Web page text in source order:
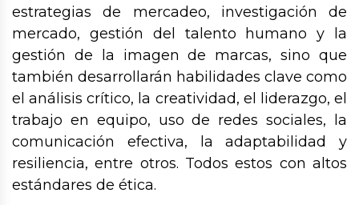
estrategias de mercadeo, investigación de
mercado, gestión del talento humano y la
gestión de la imagen de marcas, sino que
también desarrollarán habilidades clave como
el análisis crítico, la creatividad, el liderazgo, el
trabajo en equipo, uso de redes sociales, la
comunicación efectiva, la adaptabilidad y
resiliencia, entre otros. Todos estos con altos
estándares de ética.